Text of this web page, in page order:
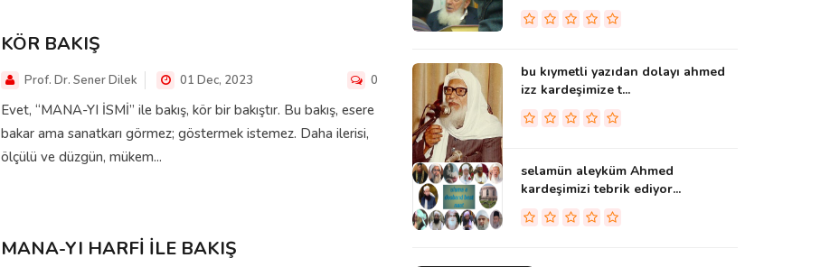
KÖR BAKIŞ
Prof. Dr. Sener Dilek 01 Dec, 2023 0
Evet, “MANA-YI İSMİ” ile bakış, kör bir bakıştır. Bu bakış, esere
bakar ama sanatkarı görmez; göstermek istemez. Daha ilerisi,
ölçülü ve düzgün, mükem...
MANA-YI HARFİ İLE BAKIŞ
bu kıymetli yazıdan dolayı ahmed
izz kardeşimize t...
selamün aleyküm Ahmed
kardeşimizi tebrik ediyor...